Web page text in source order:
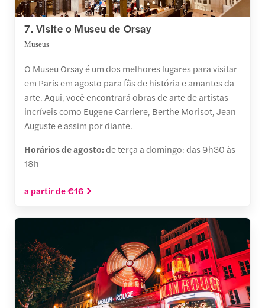
7. Visite o Museu de Orsay
Museus
O Museu Orsay é um dos melhores lugares para visitar
em Paris em agosto para fãs de história e amantes da
arte. Aqui, você encontrará obras de arte de artistas
incríveis como Eugene Carriere, Berthe Morisot, Jean
Auguste e assim por diante.
Horários de agosto:deterça a domingo: das 9h30 às
18h
a partir de €16